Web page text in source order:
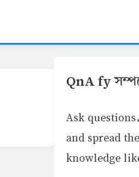
QnA fy
Ask
and spread
knowledge